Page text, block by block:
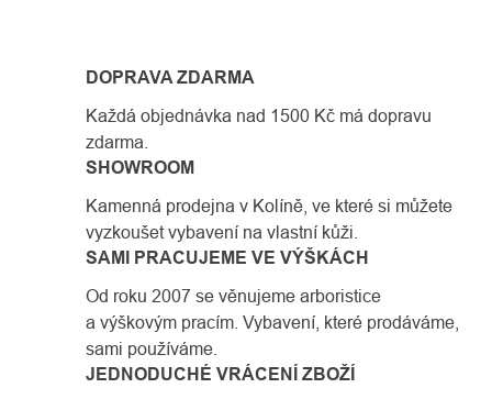
DOPRAVA ZDARMA
Každá objednávka nad 1500 Kč má dopravu
zdarma.
SHOWROOM
Kamenná prodejna v Kolíně, ve které si můžete
vyzkoušet vybavení na vlastní kůži.
SAMI PRACUJEME VE VÝŠKÁCH
Od roku 2007 se věnujeme arboristice
a výškovým pracím. Vybavení, které prodáváme,
sami používáme.
JEDNODUCHÉ VRÁCENÍ ZBOŽÍ